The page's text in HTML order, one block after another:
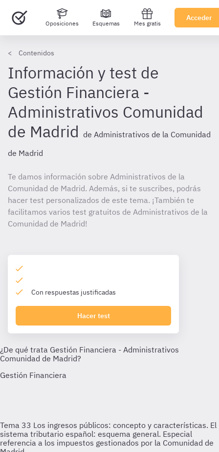
Oposiciones Esquemas Mes gratis
Acceder
Contenidos
Información y test de
Gestión Financiera -
Administrativos Comunidad
de Madrid de Administrativos de la Comunidad
de Madrid
Te damos información sobre Administrativos de la
Comunidad de Madrid. Además, si te suscribes, podrás
hacer test personalizados de este tema. ¡También te
facilitamos varios test gratuitos de Administrativos de la
Comunidad de Madrid!
Con respuestas justificadas
Hacer test
Tema 33 Los ingresos públicos: concepto y características. El
sistema tributario español: esquema general. Especial
referencia a los impuestos gestionados por la Comunidad de